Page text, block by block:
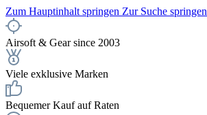
Zum Hauptinhalt springen Zur Suche springen
Airsoft & Gear since 2003
Viele exklusive Marken
Bequemer Kauf auf Raten